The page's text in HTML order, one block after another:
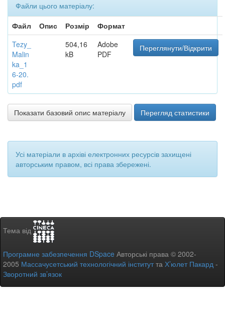
Файли цього матеріалу:
Файл
Опис Розмір
Формат
Tezy_
Malin
ka_1
6-20.
pdf
504,16
kB
Adobe
PDF
Переглянути/Відкрити
Показати базовий опис матеріалу Перегляд статистики
Усі матеріали в архіві електронних ресурсів захищені
авторським правом, всі права збережені.
Тема від
Програмне забезпечення DSpace Авторські права © 2002-
2005 Массачусетський технологічний інститутта Х’юлет Пакард -
Зворотний зв’язок